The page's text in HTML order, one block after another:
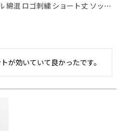
綿混 ロゴ刺繍 ショート丈 ソック
が効いていて良かったです。